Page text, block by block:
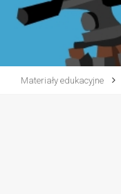
Materiały edukacyjne